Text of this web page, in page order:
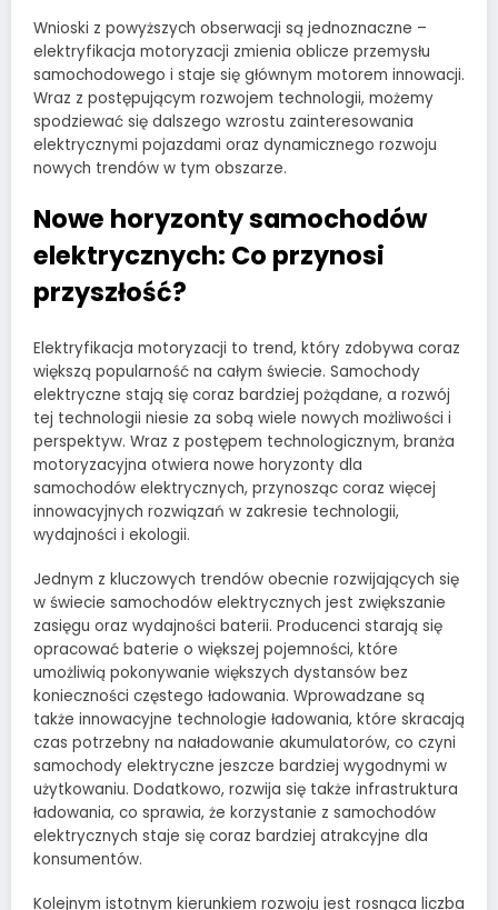
Wnioski z powyższych obserwacji są jednoznaczne –
elektryfikacja motoryzacji zmienia oblicze przemysłu
samochodowego i staje się głównym motorem innowacji.
Wraz z postępującym rozwojem technologii, możemy
spodziewać się dalszego wzrostu zainteresowania
elektrycznymi pojazdami oraz dynamicznego rozwoju
nowych trendów w tym obszarze.
Nowe horyzonty samochodów
elektrycznych: Co przynosi
przyszłość?
Elektryfikacja motoryzacji to trend, który zdobywa coraz
większą popularność na całym świecie. Samochody
elektryczne stają się coraz bardziej pożądane, a rozwój
tej technologii niesie za sobą wiele nowych możliwości i
perspektyw. Wraz z postępem technologicznym, branża
motoryzacyjna otwiera nowe horyzonty dla
samochodów elektrycznych, przynosząc coraz więcej
innowacyjnych rozwiązań w zakresie technologii,
wydajności i ekologii.
Jednym z kluczowych trendów obecnie rozwijających się
w świecie samochodów elektrycznych jest zwiększanie
zasięgu oraz wydajności baterii. Producenci starają się
opracować baterie o większej pojemności, które
umożliwią pokonywanie większych dystansów bez
konieczności częstego ładowania. Wprowadzane są
także innowacyjne technologie ładowania, które skracają
czas potrzebny na naładowanie akumulatorów, co czyni
samochody elektryczne jeszcze bardziej wygodnymi w
użytkowaniu. Dodatkowo, rozwija się także infrastruktura
ładowania, co sprawia, że korzystanie z samochodów
elektrycznych staje się coraz bardziej atrakcyjne dla
konsumentów.
Kolejnym istotnym kierunkiem rozwoju jest rosnąca liczba